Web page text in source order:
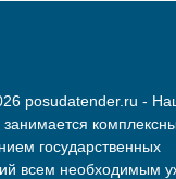
posudatender.ru -
государственных
всем необходимым